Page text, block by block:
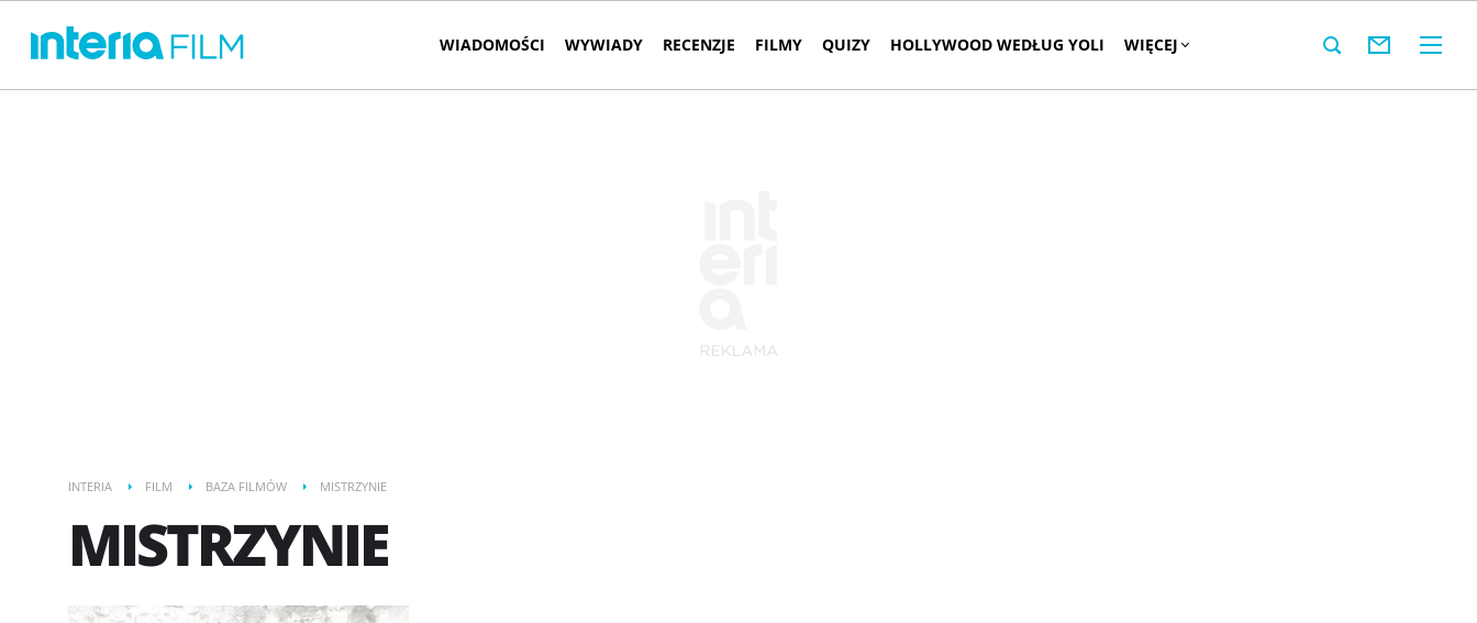
WIADOMOŚCI WYWIADY RECENZJE FILMY QUIZY HOLLYWOOD WEDŁUG YOLI WIĘCEJ
INTERIA FILM BAZA FILMÓW MISTRZYNIE
MISTRZYNIE